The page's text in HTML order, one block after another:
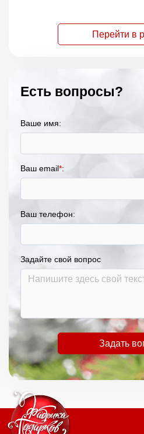
Перейти в
Есть вопросы?
Ваше имя:
Ваш email*:
Ваш телефон:
Задайте свой вопрос
Задать